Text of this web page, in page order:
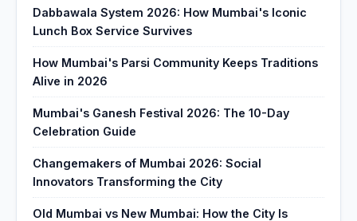
Dabbawala System 2026: How Mumbai's Iconic
Lunch Box Service Survives
How Mumbai's Parsi Community Keeps Traditions
Alive in 2026
Mumbai's Ganesh Festival 2026: The 10-Day
Celebration Guide
Changemakers of Mumbai 2026: Social
Innovators Transforming the City
Old Mumbai vs New Mumbai: How the City Is